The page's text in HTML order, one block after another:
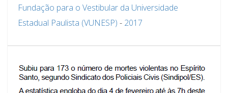
Fundação para o Vestibular da Universidade
Estadual Paulista (VUNESP) - 2017